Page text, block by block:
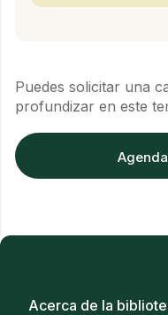
Puedes solicitar una
profundizar en este
Acerca de la